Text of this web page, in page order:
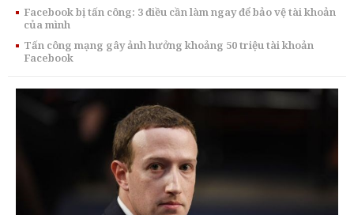
Facebook bị tấn công: 3 điều cần làm ngay để bảo vệ tài khoản
của mình
Tấn công mạng gây ảnh hưởng khoảng 50 triệu tài khoản
Facebook